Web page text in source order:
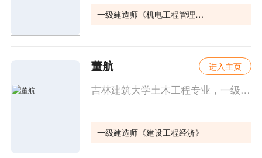
一级建造师《机电工程管理与实务》
进入主页
董航
吉林建筑大学土木工程专业，一级建造师（建筑、市政）、二级建造师、一级造价师、注册安全工程师，中级工程师，原中公教育建工研究院教研室负责人。
一级建造师《建设工程经济》